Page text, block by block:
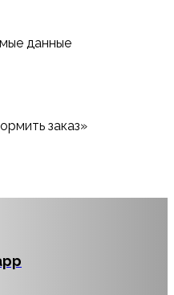
данные
заказ»